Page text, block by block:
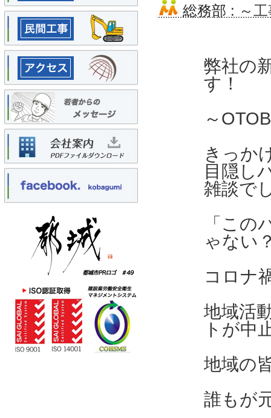
総務部 : ～
弊社の
す！
～
きっか
目隠し
雑談で
「この
ゃない
コロナ
地域活
トが中
地域の
誰もが